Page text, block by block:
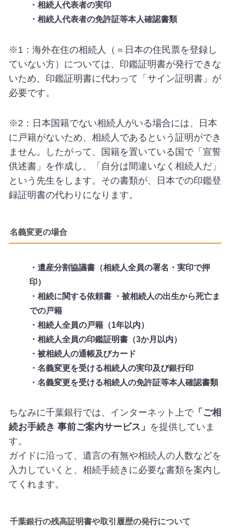
・相続人代表者の実印
・相続人代表者の免許証等本人確認書類
※1：海外在住の相続人（＝日本の住民票を登録し
ていない方）については、印鑑証明書が発行できな
いため、印鑑証明書に代わって「サイン証明書」が
必要です。
※2：日本国籍でない相続人がいる場合には、日本
に戸籍がないため、相続人であるという証明ができ
ません。したがって、国籍を置いている国で「宣誓
供述書」を作成し、「自分は間違いなく相続人だ」
という先生をします。その書類が、日本での印鑑登
録証明書の代わりになります。
名義変更の場合
・遺産分割協議書（相続人全員の署名・実印で押
印）
・相続に関する依頼書 ・被相続人の出生から死亡ま
での戸籍
・相続人全員の戸籍（1年以内）
・相続人全員の印鑑証明書（3か月以内）
・被相続人の通帳及びカード
・名義変更を受ける相続人の実印及び銀行印
・名義変更を受ける相続人の免許証等本人確認書類
ちなみに千葉銀行では、インターネット上で「ご相
続お手続き 事前ご案内サービス」 を提供していま
す。
ガイドに沿って、遺言の有無や相続人の人数などを
入力していくと、相続手続きに必要な書類を案内し
てくれます。
千葉銀行の残高証明書や取引履歴の発行について